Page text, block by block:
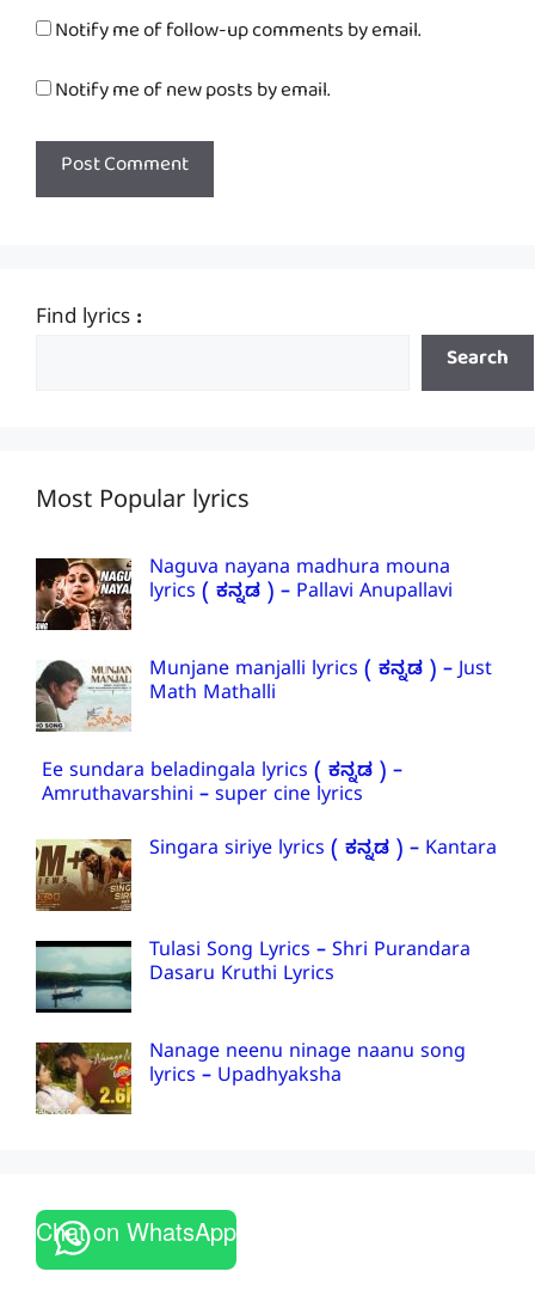
Notify me of follow-up comments by email.
Notify me of new posts by email.
Find lyrics :
Search
Most Popular lyrics
Naguva nayana madhura mouna
lyrics ( ಕನ್ನಡ ) – Pallavi Anupallavi
Munjane manjalli lyrics ( ಕನ್ನಡ ) – Just
Math Mathalli
Ee sundara beladingala lyrics ( ಕನ್ನಡ ) –
Amruthavarshini – super cine lyrics
Singara siriye lyrics ( ಕನ್ನಡ ) – Kantara
Tulasi Song Lyrics – Shri Purandara
Dasaru Kruthi Lyrics
Nanage neenu ninage naanu song
lyrics – Upadhyaksha
Chat on WhatsApp